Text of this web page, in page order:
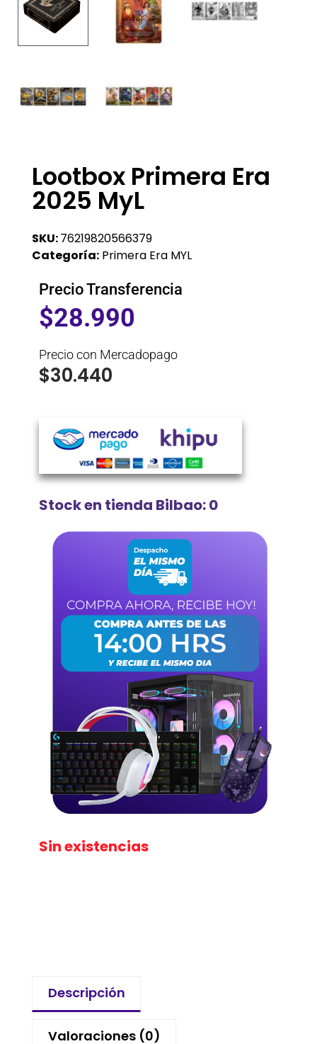
Lootbox Primera Era
2025 MyL
SKU:76219820566379
Categoría: Primera Era MYL
Precio Transferencia
$28.990
Precio con Mercadopago
$30.440
Stock en tienda Bilbao: 0
Sin existencias
Descripción
Valoraciones (0)